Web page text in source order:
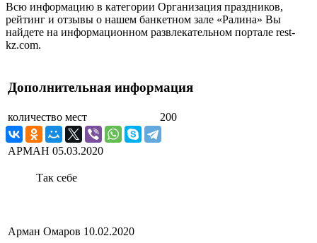
Всю информацию в категории Организация праздников,
рейтинг и отзывы о нашем банкетном зале «Ралина» Вы
найдете на информационном развлекательном портале rest-
kz.com.
Дополнительная информация
количество мест 200
АРМАН 05.03.2020
Так себе
Арман Омаров 10.02.2020